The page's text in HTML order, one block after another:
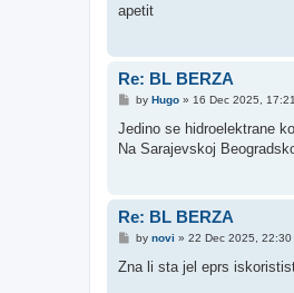
apetit
Re: BL BERZA
P
s
by Hugo» 16 Dec 2025, 17:21
Jedino se hidroelektrane
Na Sarajevskoj
Re: BL BERZA
P
s
by novi » 22 Dec 2025, 22:30
Zna li sta jel eprs